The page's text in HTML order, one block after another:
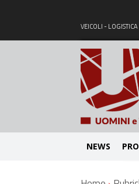
VEICOLI -
NEWS